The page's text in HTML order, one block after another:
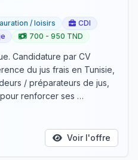
/ loisirs
CDI
700 - 950 TND
Candidature par CV
du jus frais en Tunisie,
/ préparateurs de jus,
renforcer ses …
Voir l'offre